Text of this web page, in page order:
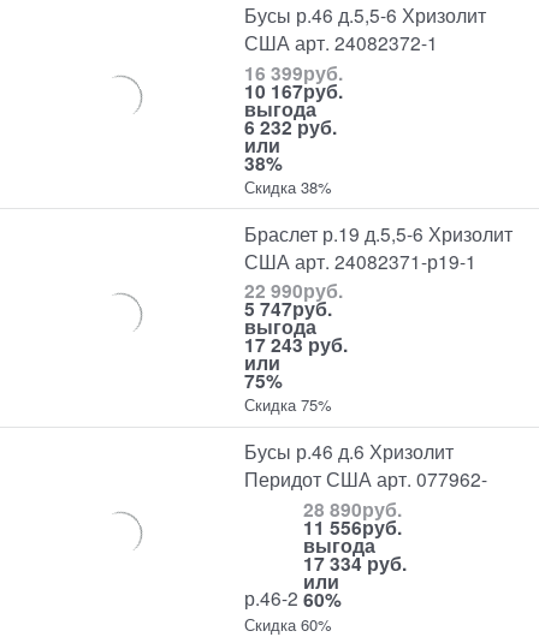
Бусы р.46 д.5,5-6 Хризолит
США арт. 24082372-1
16 399руб.
10 167руб.
выгода
6 232 руб.
или
38%
Скидка 38%
Браслет р.19 д.5,5-6 Хризолит
США арт. 24082371-р19-1
22 990руб.
5 747руб.
выгода
17 243 руб.
или
75%
Скидка 75%
Бусы р.46 д.6 Хризолит
Перидот США арт. 077962-
р.46-2
28 890руб.
11 556руб.
выгода
17 334 руб.
или
60%
Скидка 60%